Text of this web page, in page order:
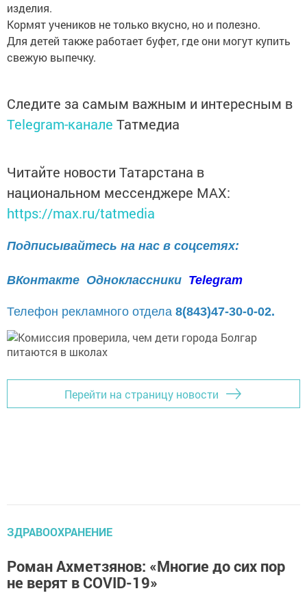
изделия.
Кормят учеников не только вкусно, но и полезно.
Для детей также работает буфет, где они могут купить
свежую выпечку.
Следите за самым важным и интересным в
Telegram-канале Татмедиа
Читайте новости Татарстана в
национальном мессенджере MАХ:
https://max.ru/tatmedia
Подписывайтесь на нас в соцсетях:
ВКонтакте Одноклассники Telegram
Телефон рекламного отдела 8(843)47-30-0-02.
Перейти на страницу новости
ЗДРАВООХРАНЕНИЕ
Роман Ахметзянов: «Многие до сих пор
не верят в COVID-19»